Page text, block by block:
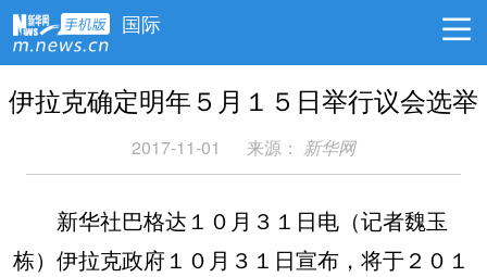
国际
伊拉克确定明年５月１５日举行议会选举
2017-11-01 来源： 新华网
新华社巴格达１０月３１日电（记者魏玉
栋）伊拉克政府１０月３１日宣布，将于２０１